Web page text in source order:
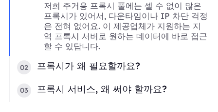
저희 주거용 프록시 풀에는 셀 수 없이 많은
프록시가 있어서, 다운타임이나 IP 차단 걱정
은 전혀 없어요. 이 제공업체가 지원하는 지
역 프록시 서버로 원하는 데이터에 바로 접근
할 수 있답니다.
02 프록시가 왜 필요할까요?
03 프록시 서비스, 왜 써야 할까요?